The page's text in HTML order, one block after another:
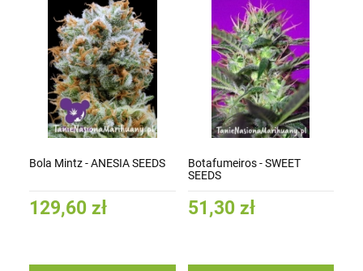
Bola Mintz - ANESIA SEEDS
129,60 zł
Botafumeiros - SWEET
SEEDS
51,30 zł